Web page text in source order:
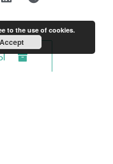
to the use of cookies.
Accept